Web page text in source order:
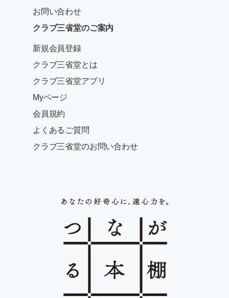
お問い合わせ
クラブ三省堂のご案内
新規会員登録
クラブ三省堂とは
クラブ三省堂アプリ
Myページ
会員規約
よくあるご質問
クラブ三省堂のお問い合わせ